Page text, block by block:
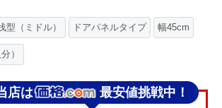
型（ミドル） ドアパネルタイプ 幅45cm
）
店は 最安値挑戦中！